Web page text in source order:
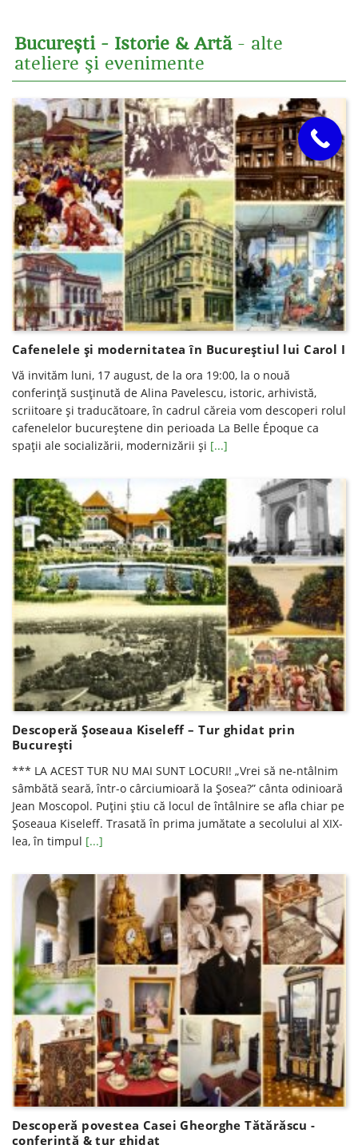
București - Istorie & Artă- alte
ateliere şi evenimente
Cafenelele și modernitatea în Bucureștiul lui Carol I
Vă invităm luni, 17 august, de la ora 19:00, la o nouă
conferinţă susţinută de Alina Pavelescu, istoric, arhivistă,
scriitoare şi traducătoare, în cadrul căreia vom descoperi rolul
cafenelelor bucureștene din perioada La Belle Époque ca
spații ale socializării, modernizării și [...]
Descoperă Șoseaua Kiseleff – Tur ghidat prin
Bucureşti
*** LA ACEST TUR NU MAI SUNT LOCURI! „Vrei să ne-ntâlnim
sâmbătă seară, într-o cârciumioară la Șosea?” cânta odinioară
Jean Moscopol. Puțini știu că locul de întâlnire se afla chiar pe
Șoseaua Kiseleff. Trasată în prima jumătate a secolului al XIX-
lea, în timpul [...]
Descoperă povestea Casei Gheorghe Tătărăscu -
conferință & tur ghidat